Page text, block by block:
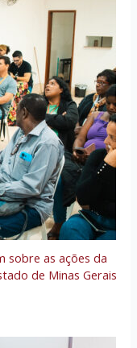
sobre as ações da
de Minas Gerais